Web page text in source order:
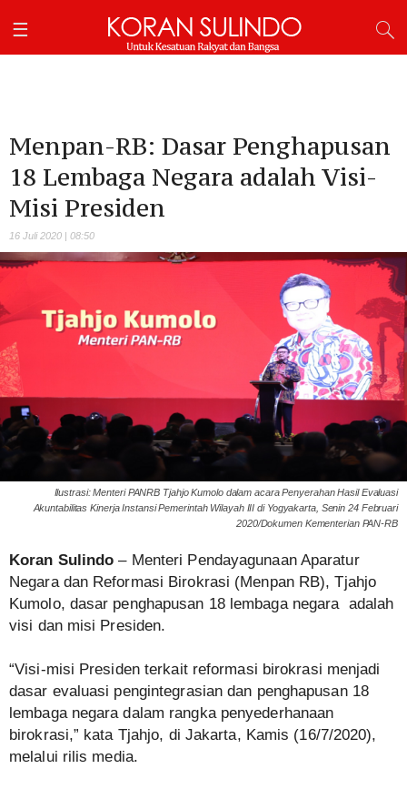
Menpan-RB: Dasar Penghapusan
18 Lembaga Negara adalah Visi-
Misi Presiden
16 Juli 2020 | 08:50
Ilustrasi: Menteri PANRB Tjahjo Kumolo dalam acara Penyerahan Hasil Evaluasi
Akuntabilitas Kinerja Instansi Pemerintah Wilayah III di Yogyakarta, Senin 24 Februari
2020/Dokumen Kementerian PAN-RB
Koran Sulindo – Menteri Pendayagunaan Aparatur
Negara dan Reformasi Birokrasi (Menpan RB), Tjahjo
Kumolo, dasar penghapusan 18 lembaga negara adalah
visi dan misi Presiden.
“Visi-misi Presiden terkait reformasi birokrasi menjadi
dasar evaluasi pengintegrasian dan penghapusan 18
lembaga negara dalam rangka penyederhanaan
birokrasi,” kata Tjahjo, di Jakarta, Kamis (16/7/2020),
melalui rilis media.